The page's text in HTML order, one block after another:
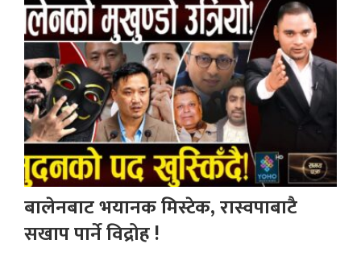
बालेनबाट भयानक मिस्टेक, रास्वपाबाटै
सखाप पार्ने विद्रोह !